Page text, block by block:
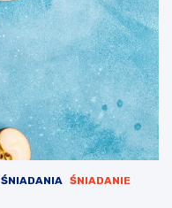
ŚNIADANIA ŚNIADANIE